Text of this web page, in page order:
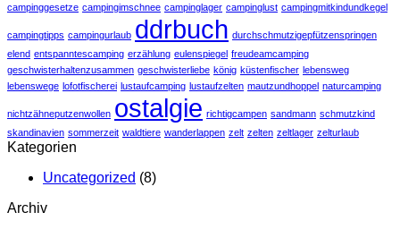
campinggesetze campingimschnee campinglager campinglust campingmitkindundkegel
campingtipps campingurlaub ddrbuch durchschmutzigepfützenspringen
elend entspanntescamping erzählung eulenspiegel freudeamcamping
geschwisterhaltenzusammen geschwisterliebe könig küstenfischer lebensweg
lebenswege lofotfischerei lustaufcamping lustaufzelten mautzundhoppel naturcamping
nichtzähneputzenwollen ostalgie richtigcampen sandmann schmutzkind
skandinavien sommerzeit waldtiere wanderlappen zelt zelten zeltlager zelturlaub
Kategorien
Uncategorized (8)
Archiv